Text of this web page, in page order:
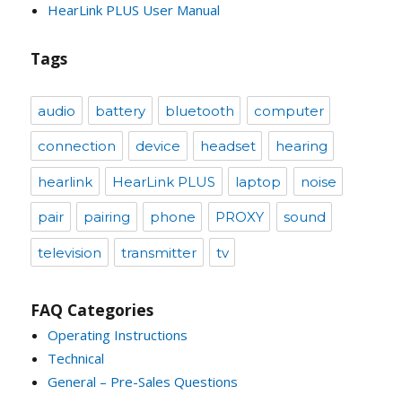
HearLink PLUS User Manual
Tags
audio battery bluetooth computer
connection device headset hearing
hearlink HearLink PLUS laptop noise
pair pairing phone PROXY sound
television transmitter tv
FAQ Categories
Operating Instructions
Technical
General – Pre-Sales Questions